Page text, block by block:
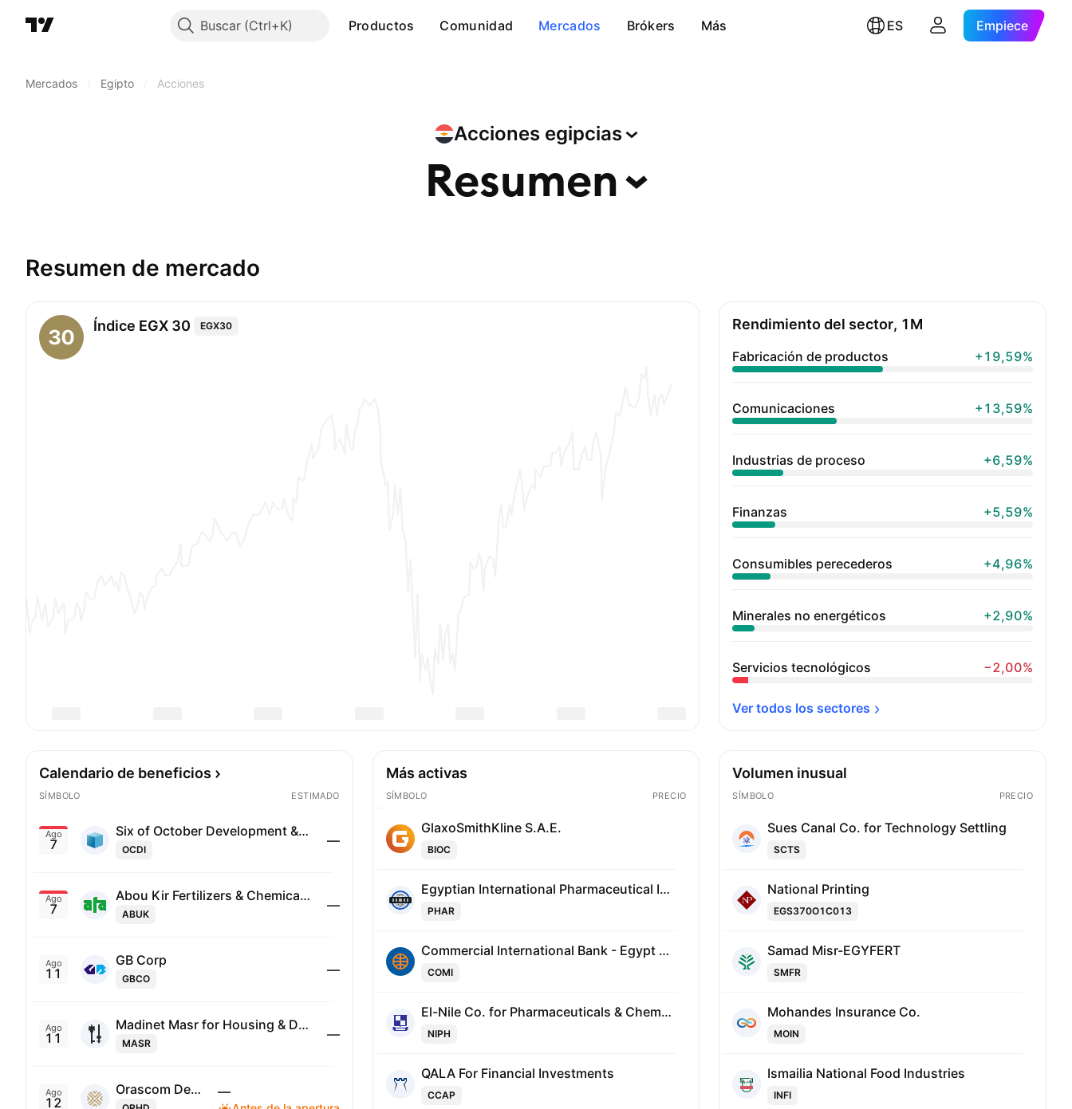
Buscar Productos Comunidad Mercados Brókers Más ES Empiece
Mercados Egipto Acciones
Acciones egipcias
Resumen
Resumen de mercado
Índice EGX 30 EGX30 Rendimiento del sector, 1M
Fabricación de productos +19,59%
Comunicaciones +13,59%
Industrias de proceso +6,59%
Finanzas +5,59%
Consumibles perecederos +4,96%
Minerales no energéticos +2,90%
Servicios tecnológicos −2,00%
Ver todos los sectores
Calendario de beneficios
SÍMBOLO ESTIMADO
Ago
7
Six of October Development & Investment (SODIC)
OCDI
—
Ago
7
Abou Kir Fertilizers & Chemical Industries Co.
ABUK
—
Ago
11
GB Corp
GBCO
—
Ago
11
Madinet Masr for Housing & Development
MASR
—
Ago
12
Orascom Development Egypt (S.A.E) —
Más activas
SÍMBOLO PRECIO
GlaxoSmithKline S.A.E.
BIOC
Egyptian International Pharmaceutical Industries Co.
PHAR
Commercial International Bank - Egypt (CIB) S.A.E.
COMI
El-Nile Co. for Pharmaceuticals & Chemical Industries
NIPH
QALA For Financial Investments
CCAP
Volumen inusual
SÍMBOLO PRECIO
Sues Canal Co. for Technology Settling
SCTS
National Printing
EGS370O1C013
Samad Misr-EGYFERT
SMFR
Mohandes Insurance Co.
MOIN
Ismailia National Food Industries
INFI